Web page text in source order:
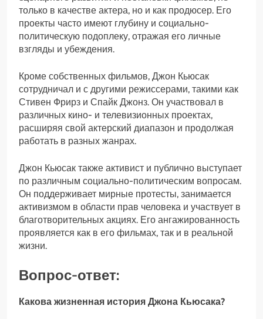
только в качестве актера, но и как продюсер. Его
проекты часто имеют глубину и социально-
политическую подоплеку, отражая его личные
взгляды и убеждения.
Кроме собственных фильмов, Джон Кьюсак
сотрудничал и с другими режиссерами, такими как
Стивен Фрирз и Спайк Джонз. Он участвовал в
различных кино- и телевизионных проектах,
расширяя свой актерский диапазон и продолжая
работать в разных жанрах.
Джон Кьюсак также активист и публично выступает
по различным социально-политическим вопросам.
Он поддерживает мирные протесты, занимается
активизмом в области прав человека и участвует в
благотворительных акциях. Его ангажированность
проявляется как в его фильмах, так и в реальной
жизни.
Вопрос-ответ:
Какова жизненная история Джона Кьюсака?